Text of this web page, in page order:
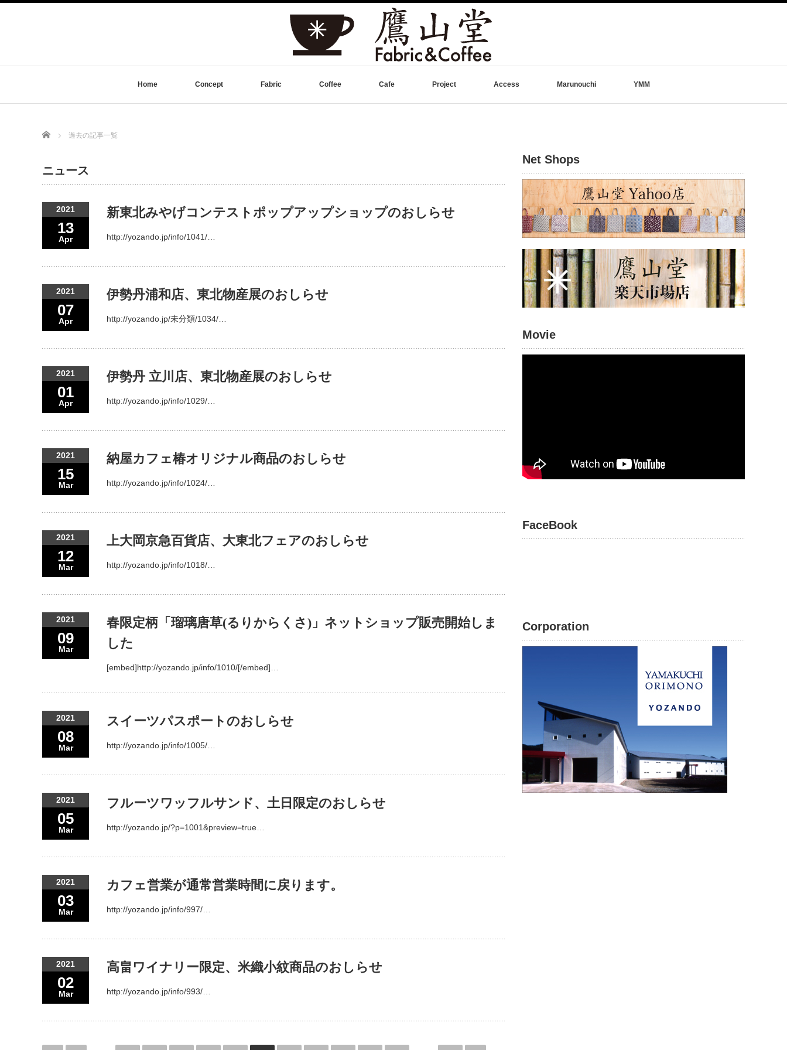
Home Concept Fabric Coffee Cafe Project Access Marunouchi YMM
Home 過去の記事一覧
ニュース
2021
13
Apr
新東北みやげコンテストポップアップショップのおしらせ
http://yozando.jp/info/1041/…
2021
07
Apr
伊勢丹浦和店、東北物産展のおしらせ
http://yozando.jp/未分類/1034/…
2021
01
Apr
伊勢丹 立川店、東北物産展のおしらせ
http://yozando.jp/info/1029/…
2021
15
Mar
納屋カフェ椿オリジナル商品のおしらせ
http://yozando.jp/info/1024/…
2021
12
Mar
上大岡京急百貨店、大東北フェアのおしらせ
http://yozando.jp/info/1018/…
2021
09
Mar
春限定柄「瑠璃唐草(るりからくさ)」ネットショップ販売開始しま
した
[embed]http://yozando.jp/info/1010/[/embed]…
2021
08
Mar
スイーツパスポートのおしらせ
http://yozando.jp/info/1005/…
2021
05
Mar
フルーツワッフルサンド、土日限定のおしらせ
http://yozando.jp/?p=1001&preview=true…
2021
03
Mar
カフェ営業が通常営業時間に戻ります。
http://yozando.jp/info/997/…
2021
02
Mar
高畠ワイナリー限定、米織小紋商品のおしらせ
http://yozando.jp/info/993/…
Net Shops
Movie
FaceBook
Corporation